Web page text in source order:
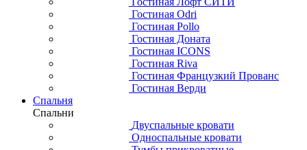
Гостиная Odri
Гостиная Pollo
Гостиная Доната
Гостиная ICONS
Гостиная Riva
Гостиная Французкий Прованс
Гостиная Верди
Спальня
Спальни
Двуспальные кровати
Односпальные кровати